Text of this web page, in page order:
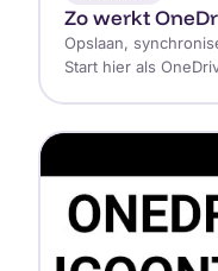
Zo werkt
Opslaan,
Start hier als